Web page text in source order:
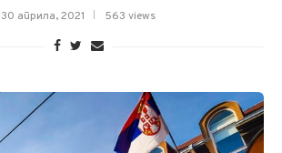
30 априла, 2021 563 views